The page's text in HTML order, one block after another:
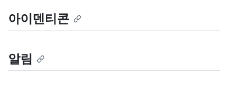
아이덴티콘
알림